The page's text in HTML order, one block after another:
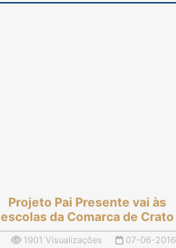
Projeto Pai Presente vai às
escolas da Comarca de Crato
1901 Visualizações 07-06-2016